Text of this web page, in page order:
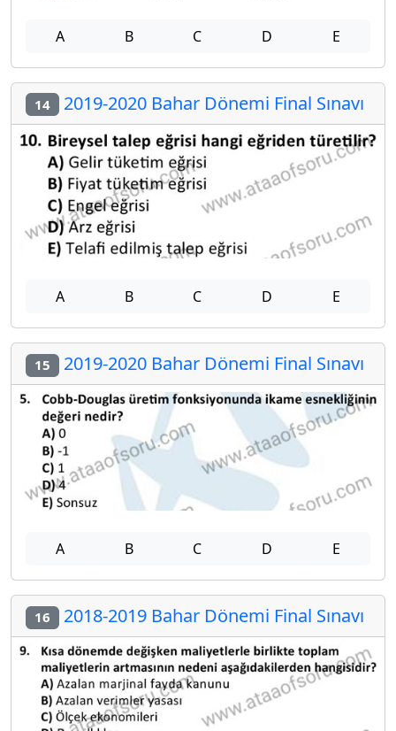
A B C D E
14 2019-2020 Bahar Dönemi Final Sınavı
A B C D E
15 2019-2020 Bahar Dönemi Final Sınavı
A B C D E
16 2018-2019 Bahar Dönemi Final Sınavı